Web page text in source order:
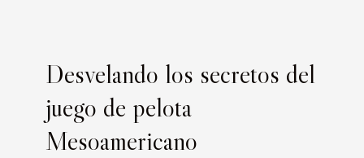
Desvelando los secretos del
juego de pelota
Mesoamericano